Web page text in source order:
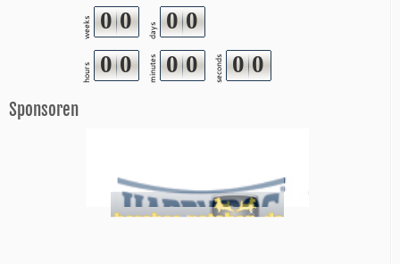
weeks 0 0 days 0 0
hours 0 0 minutes 0 0 seconds 0 0
Sponsoren